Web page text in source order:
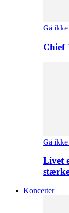
Gå
Chief
Gå
Livet
Koncerter